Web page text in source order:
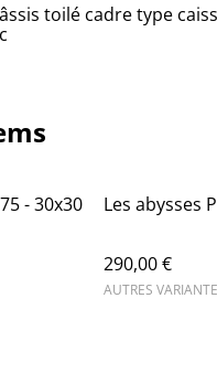
toilé cadre type
- 30x30
290,00 €
AUTRES